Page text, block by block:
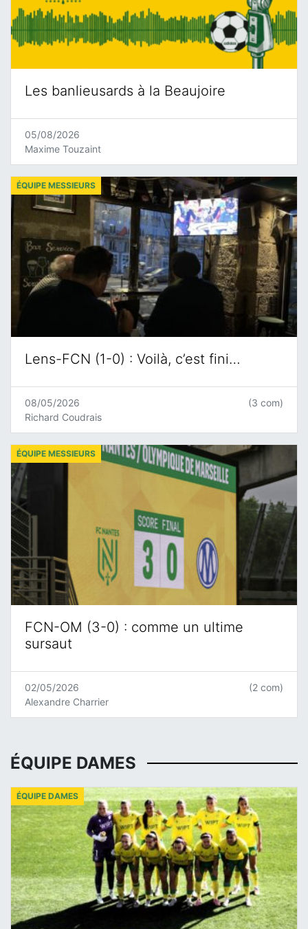
Les banlieusards à la Beaujoire
05/08/2026
Maxime Touzaint
Lens-FCN (1-0) : Voilà, c’est fini…
ÉQUIPE MESSIEURS
08/05/2026
Richard Coudrais
(3 com)
FCN-OM (3-0) : comme un ultime
sursaut
ÉQUIPE MESSIEURS
02/05/2026
Alexandre Charrier
(2 com)
ÉQUIPE DAMES
ÉQUIPE DAMES